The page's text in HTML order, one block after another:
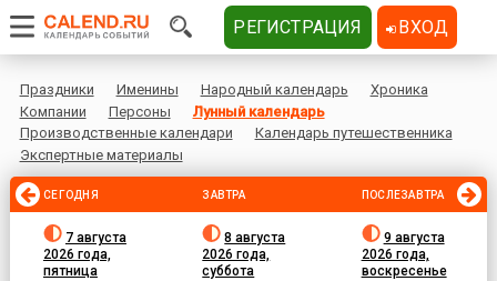
Праздники Именины Народный календарь
Хроника
Компании
Персоны
Лунный календарь
Производственные календари
Календарь путешественника
Экспертные материалы
СЕГОДНЯ
7 августа
2026 года,
пятница
ЗАВТРА
8 августа
2026 года,
суббота
ПОСЛЕЗАВТРА
9 августа
2026 года,
воскресенье
РЕГИСТРАЦИЯ ВХОД